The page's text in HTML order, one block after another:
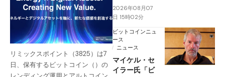
リミックスポイント（3825）は7
日、保有するビットコイン（）の
2026年08月07
日 15時02分
ビットコインニュ
ース
ニュース
マイケル・セ
イラー氏「ビ